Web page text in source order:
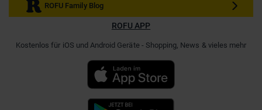
ROFU Family Blog
ROFU APP
Kostenlos für iOS und Android Geräte - Shopping, News & vieles mehr